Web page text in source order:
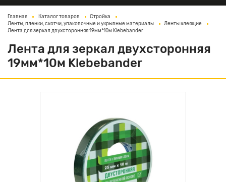
Главная Каталог товаров
Стройка
Ленты, пленки, скотчи, упаковочные и укрывные материалы
Ленты клеящие
Лента для зеркал двухсторонняя 19мм*10м Klebebander
Лента для зеркал двухсторонняя
19мм*10м Klebebander